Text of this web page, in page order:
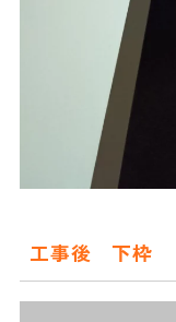
工事後 下枠